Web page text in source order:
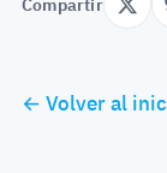
Compartir
← Volver al